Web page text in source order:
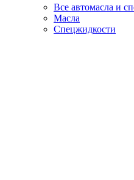
Все автомасла и
Масла
Спецжидкости